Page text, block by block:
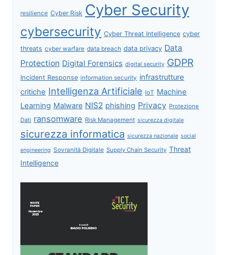
resilience Cyber Risk Cyber Security
cybersecurity Cyber Threat Intelligence cyber
threats cyber warfare data breach data privacy Data
Protection Digital Forensics digital security GDPR
Incident Response information security infrastrutture
critiche Intelligenza Artificiale IoT Machine
Learning Malware NIS2 phishing Privacy Protezione
Dati ransomware Risk Management sicurezza digitale
sicurezza informatica sicurezza nazionale social
engineering Sovranità Digitale Supply Chain Security Threat
Intelligence